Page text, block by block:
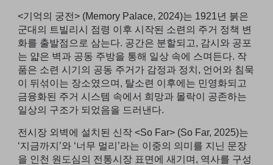
<기억의 궁전> (Memory Palace, 2024)는 1921년 붉은
군대의 트빌리시 점령 이후 시작된 소련의 주거 정책 변
화를 출발점으로 삼는다. 공간은 분할되고, 감시와 공포
는 얇은 벽과 공동 주방을 통해 일상 속에 스며든다. 작
품은 소련 시기의 공동 주거가 감정과 정치, 언어와 침묵
이 뒤섞이는 장소였으며, 탈소련 이후에는 민영화되고
금융화된 주거 시스템 속에서 희망과 몰락이 공존하는
일상의 구조가 되었음을 드러낸다.
전시장 외벽에 설치된 신작 <So Far> (So Far, 2025)는
‘지금까지’와 ‘너무 멀리’라는 이중의 의미를 지닌 문장
을 인천 원도심의 전통시장 표면에 새기며, 역사를 구성